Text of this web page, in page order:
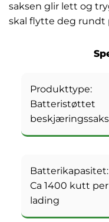
saksen glir lett og
skal flytte deg rundt
Produkttype:
Batteristøttet
beskjæringssaks
Batterikapasitet:
Ca 1400 kutt per
lading